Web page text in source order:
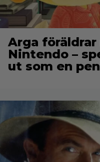
Arga
Nintendo –
ut som en